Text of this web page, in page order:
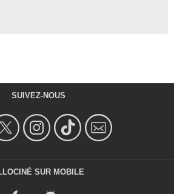
SUIVEZ-NOUS
SUR MOBILE